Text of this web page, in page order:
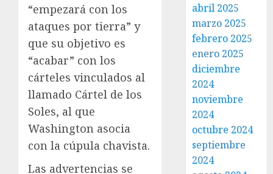
“empezará con los
ataques por tierra” y
que su objetivo es
“acabar” con los
cárteles vinculados al
llamado Cártel de los
Soles, al que
Washington asocia
con la cúpula chavista.
Las advertencias se
abril 2025
marzo 2025
febrero 2025
enero 2025
diciembre
2024
noviembre
2024
octubre 2024
septiembre
2024